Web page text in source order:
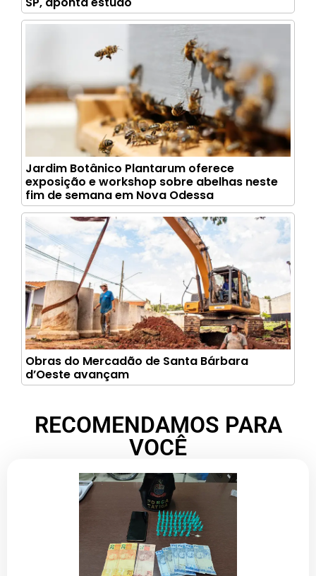
Jardim Botânico Plantarum oferece
exposição e workshop sobre abelhas neste
fim de semana em Nova Odessa
Obras do Mercadão de Santa Bárbara
d’Oeste avançam
RECOMENDAMOS PARA
VOCÊ